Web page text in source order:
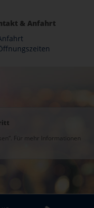
& Anfahrt
Für mehr Informationen